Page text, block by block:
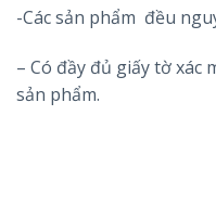
-Các sản phẩm đều
– Có đầy đủ giấy tờ xác
sản phẩm.